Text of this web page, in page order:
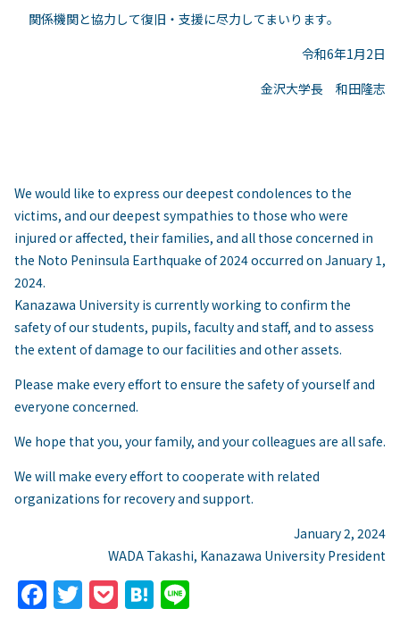
関係機関と協力して復旧・支援に尽力してまいります。
令和6年1月2日
金沢大学長 和田隆志
We would like to express our deepest condolences to the
victims, and our deepest sympathies to those who were
injured or affected, their families, and all those concerned in
the Noto Peninsula Earthquake of 2024 occurred on January 1,
2024.
Kanazawa University is currently working to confirm the
safety of our students, pupils, faculty and staff, and to assess
the extent of damage to our facilities and other assets.
Please make every effort to ensure the safety of yourself and
everyone concerned.
We hope that you, your family, and your colleagues are all safe.
We will make every effort to cooperate with related
organizations for recovery and support.
January 2, 2024
WADA Takashi, Kanazawa University President
F T P H